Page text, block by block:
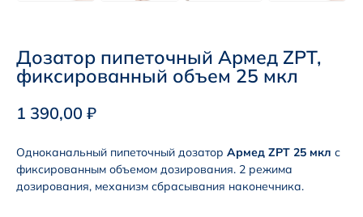
Дозатор пипеточный Армед ZPT,
фиксированный объем 25 мкл
1 390,00 ₽
Одноканальный пипеточный дозатор Армед ZPT 25 мкл с
фиксированным объемом дозирования. 2 режима
дозирования, механизм сбрасывания наконечника.